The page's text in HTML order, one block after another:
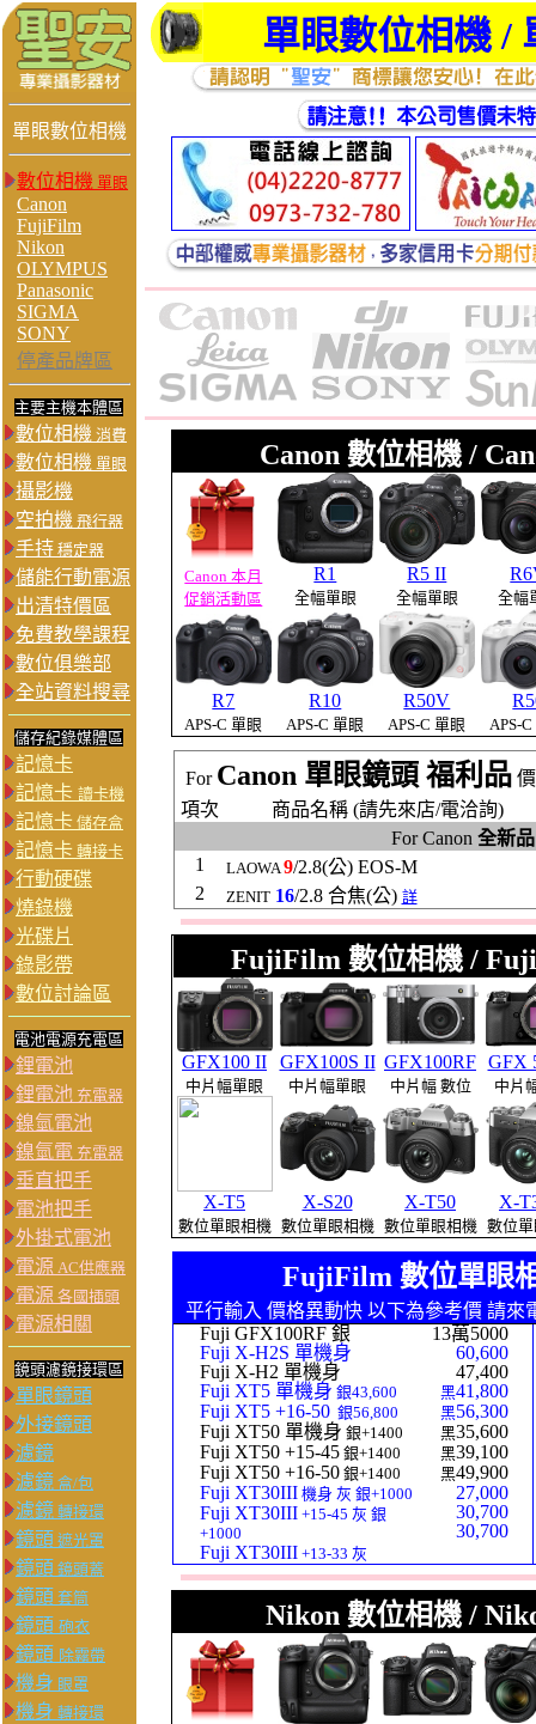
單眼數位相機 /
單眼數位相機
數位相機 單眼
Canon
FujiFilm
Nikon
OLYMPUS
Panasonic
SIGMA
SONY
停產品牌區
主要主機本體區
數位相機 消費
數位相機 單眼
攝影機
空拍機 飛行器
手持 穩定器
儲能行動電源
出清特價區
免費教學課程
數位俱樂部
全站資料搜尋
儲存紀錄媒體區
記憶卡
記憶卡 讀卡機
記憶卡 儲存盒
記憶卡 轉接卡
行動硬碟
燒錄機
光碟片
錄影帶
數位討論區
電池電源充電區
鋰電池
鋰電池 充電器
鎳氫電池
鎳氫電 充電器
垂直把手
電池把手
外掛式電池
電源 AC供應器
電源 各國插頭
電源相關
鏡頭濾鏡接環區
單眼鏡頭
外接鏡頭
濾鏡
濾鏡 盒/包
濾鏡 轉接環
鏡頭 遮光罩
鏡頭 鏡頭蓋
鏡頭 套筒
鏡頭 砲衣
鏡頭 除霧帶
機身 眼罩
機身 轉接環
Canon 數位相機 /
Canon 本月
促銷活動區
R1
全幅單眼
R5 II
全幅單眼 全幅
R7
APS-C單眼
R10
APS-C 單眼
R50V
APS-C 單眼 APS-
For Canon 單眼鏡頭 福利品
項次
商品名稱 (請先來店/電洽詢)
For Canon 全新品
1
LAOWA9/2.8(公) EOS-M
2
ZENIT 16/2.8 合焦(公) 詳
FujiFilm 數位相機 /
GFX100 II
中片幅單眼
GFX100S II
中片幅單眼
GFX100RF
中片幅 數位
GFX
中片
X-T5
數位單眼相機
X-S20
數位單眼相機
X-T50
數位單眼相機
X-
數位
FujiFilm 數位單眼
平行輸入 價格異動快 以下為參考價 請來
Fuji GFX100RF 銀
Fuji X-H2S 單機身
Fuji X-H2 單機身
Fuji XT5 單機身 銀43,600
Fuji XT5 +16-50 銀56,800
Fuji XT50 單機身 銀+1400
Fuji XT50 +15-45 銀+1400
Fuji XT50 +16-50 銀+1400
Fuji XT30III 機身 灰 銀+1000
Fuji XT30III +15-45 灰 銀
+1000
Fuji XT30III +13-33 灰
13萬5000
60,600
47,400
黑41,800
黑56,300
黑35,600
黑39,100
黑49,900
27,000
30,700
30,700
Nikon 數位相機 /